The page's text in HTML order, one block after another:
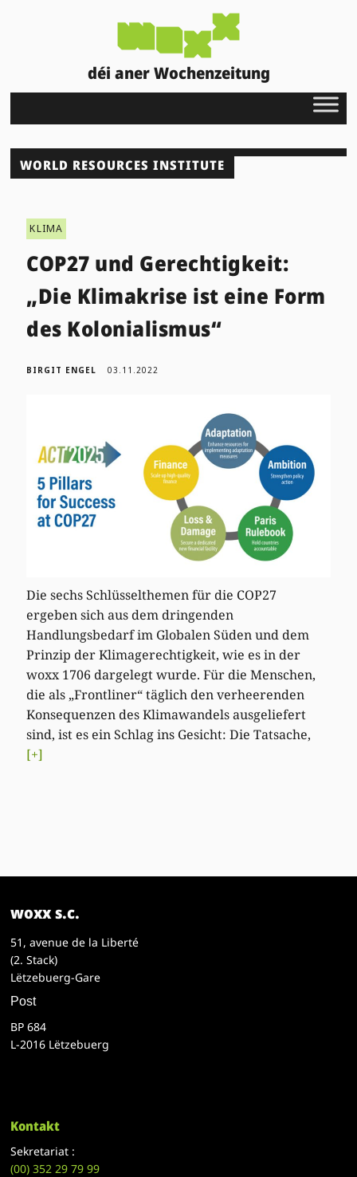
déi aner Wochenzeitung
WORLD RESOURCES INSTITUTE
KLIMA
COP27 und Gerechtigkeit:
„Die Klimakrise ist eine Form
des Kolonialismus“
BIRGIT ENGEL 03.11.2022
Die sechs Schlüsselthemen für die COP27
ergeben sich aus dem dringenden
Handlungsbedarf im Globalen Süden und dem
Prinzip der Klimagerechtigkeit, wie es in der
woxx 1706 dargelegt wurde. Für die Menschen,
die als „Frontliner“ täglich den verheerenden
Konsequenzen des Klimawandels ausgeliefert
sind, ist es ein Schlag ins Gesicht: Die Tatsache,
[+]
woxx s.c.
51, avenue de la Liberté
(2. Stack)
Lëtzebuerg-Gare
Post
BP 684
L-2016 Lëtzebuerg
Kontakt
Sekretariat :
(00)352 29 79 99